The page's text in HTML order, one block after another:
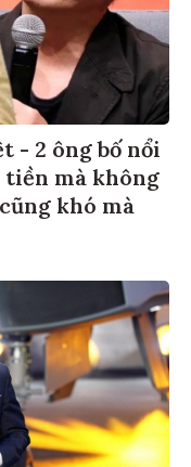
- 2 ông bố nổi
tiền mà không
khó mà